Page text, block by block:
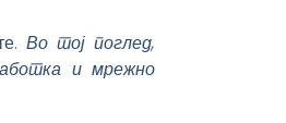
Во тој поглед,
и мрежно